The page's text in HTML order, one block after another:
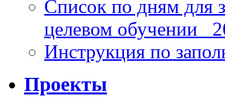
Список по дням для
целевом обучении_
Инструкция по
Проекты